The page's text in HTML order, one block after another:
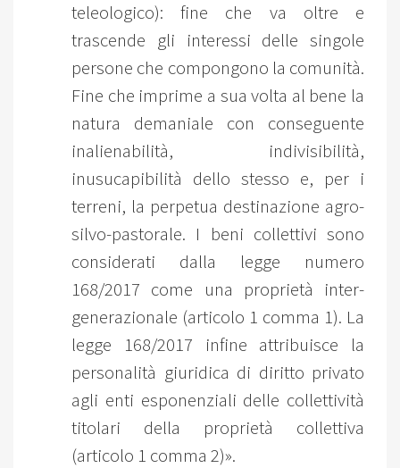
teleologico): fine che va oltre e
trascende gli interessi delle singole
persone che compongono la comunità.
Fine che imprime a sua volta al bene la
natura demaniale con conseguente
inalienabilità, indivisibilità,
inusucapibilità dello stesso e, per i
terreni, la perpetua destinazione agro-
silvo-pastorale. I beni collettivi sono
considerati dalla legge numero
168/2017 come una proprietà inter-
generazionale (articolo 1 comma 1). La
legge 168/2017 infine attribuisce la
personalità giuridica di diritto privato
agli enti esponenziali delle collettività
titolari della proprietà collettiva
(articolo 1 comma 2)».